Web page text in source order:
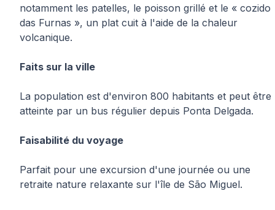
notamment les patelles, le poisson grillé et le « cozido
das Furnas », un plat cuit à l'aide de la chaleur
volcanique.
Faits sur la ville
La population est d'environ 800 habitants et peut être
atteinte par un bus régulier depuis Ponta Delgada.
Faisabilité du voyage
Parfait pour une excursion d'une journée ou une
retraite nature relaxante sur l'île de São Miguel.